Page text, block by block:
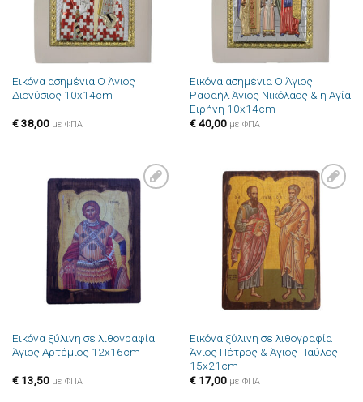
Εικόνα ασημένια Ο Άγιος
Διονύσιος 10x14cm
€38,00 με ΦΠΑ
Εικόνα ασημένια Ο Άγιος
Ραφαήλ Άγιος Νικόλαος & η Αγία
Ειρήνη 10x14cm
€40,00 με ΦΠΑ
Πρόσθήκη
στην λίστα
επιθυμιών
Εικόνα ξύλινη σε λιθογραφία
Άγιος Αρτέμιος 12x16cm
€13,50 με ΦΠΑ
Πρόσθήκη
στην λίστα
επιθυμιών
Εικόνα ξύλινη σε λιθογραφία
Άγιος Πέτρος & Άγιος Παύλος
15x21cm
€17,00 με ΦΠΑ